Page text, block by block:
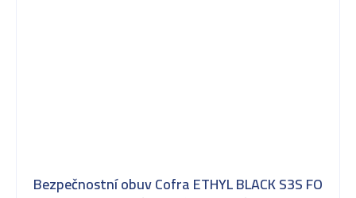
Bezpečnostní obuv Cofra ETHYL BLACK S3S FO